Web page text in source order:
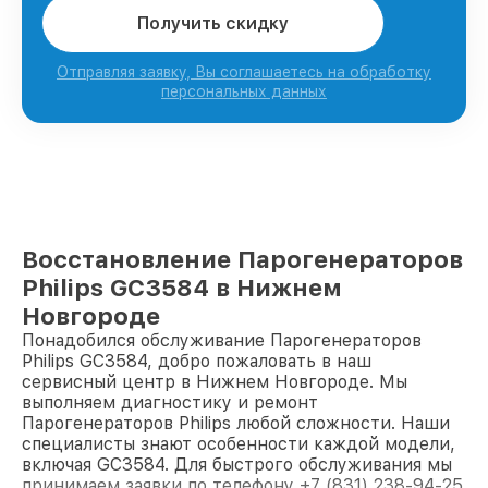
Получить скидку
Отправляя заявку, Вы соглашаетесь на обработку
персональных данных
Восстановление Парогенераторов
Philips GC3584 в Нижнем
Новгороде
Понадобился обслуживание Парогенераторов
Philips GC3584, добро пожаловать в наш
сервисный центр в Нижнем Новгороде. Мы
выполняем диагностику и ремонт
Парогенераторов Philips любой сложности. Наши
специалисты знают особенности каждой модели,
включая GC3584. Для быстрого обслуживания мы